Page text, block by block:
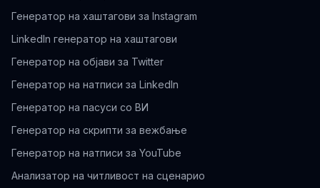
Генератор на хаштагови за Instagram
LinkedIn генератор на хаштагови
Генератор на објави за Twitter
Генератор на натписи за LinkedIn
Генератор на пасуси со ВИ
Генератор на скрипти за вежбање
Генератор на натписи за YouTube
Анализатор на читливост на сценарио